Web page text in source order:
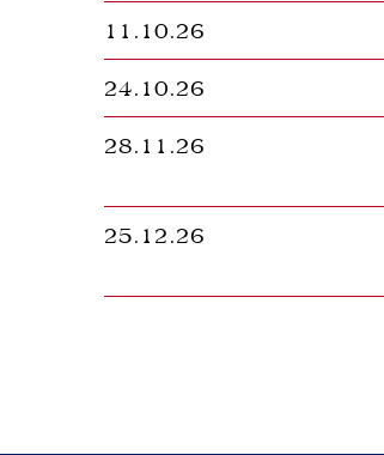
11.10.26
24.10.26
28.11.26
25.12.26